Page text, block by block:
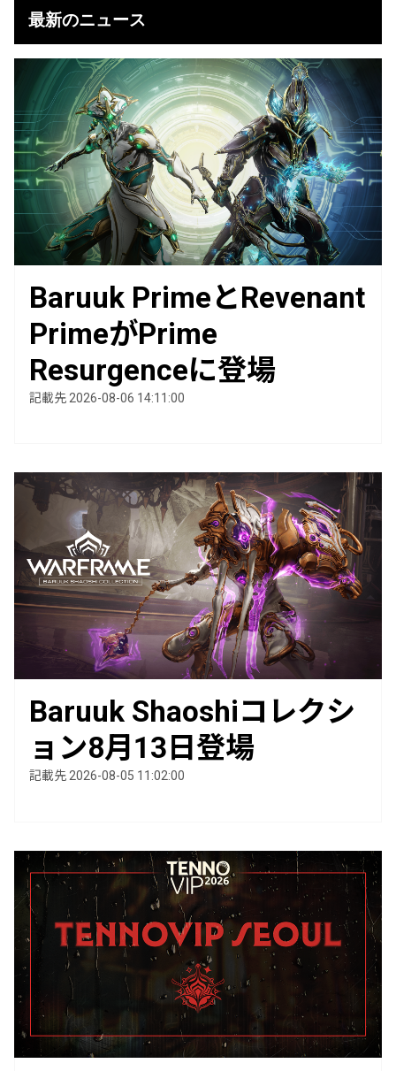
最新のニュース
Baruuk PrimeとRevenant
PrimeがPrime
Resurgenceに登場
記載先 2026-08-06 14:11:00
Baruuk Shaoshiコレクシ
ョン8月13日登場
記載先 2026-08-05 11:02:00